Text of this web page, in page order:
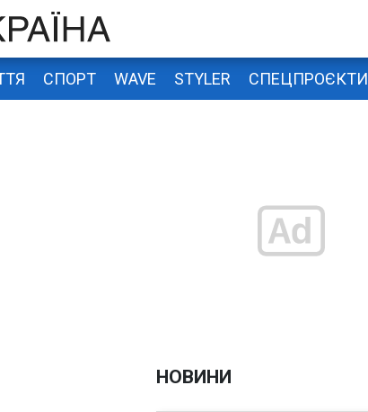
СПОРТ WAVE STYLER СПЕЦПРОЄКТИ
НОВИНИ